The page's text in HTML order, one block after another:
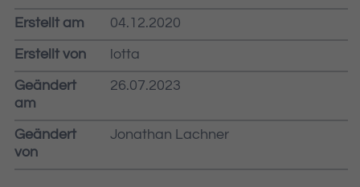
Erstellt am 04.12.2020
Erstellt von lotta
Geändert
am
26.07.2023
Geändert
von
Jonathan Lachner